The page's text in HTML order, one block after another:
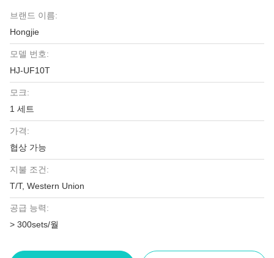
브랜드 이름:
Hongjie
모델 번호:
HJ-UF10T
모크:
1 세트
가격:
협상 가능
지불 조건:
T/T, Western Union
공급 능력:
> 300sets/월